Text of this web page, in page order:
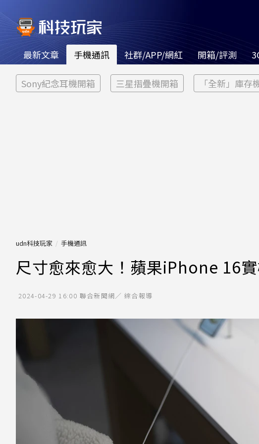
最新文章 手機通訊 社群/APP/網紅 開箱/評測
Sony紀念耳機開箱 三星摺疊機開箱 「全新」庫存
udn科技玩家 手機通訊
尺寸愈來愈大！蘋果iPhone 16
2024-04-29 16:00 聯合新聞網／ 綜合報導